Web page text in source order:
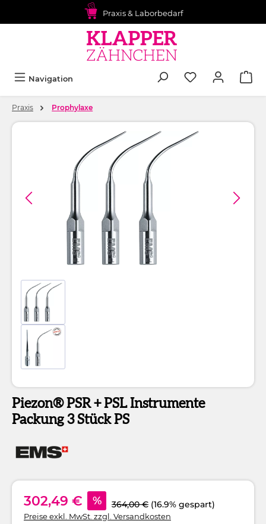
Praxis & Laborbedarf
Navigation
Praxis Prophylaxe
Bildergalerie überspringen
Piezon® PSR + PSL Instrumente
Packung 3 Stück PS
302,49 € % 364,00 € (16.9% gespart)
Preise exkl. MwSt. zzgl. Versandkosten